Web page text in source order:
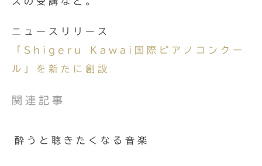
ニュースリリース
「Shigeru Kawai国際ピアノコンクー
ル」を新たに創設
関連記事
酔うと聴きたくなる音楽